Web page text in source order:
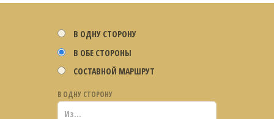
В ОДНУ СТОРОНУ
В ОБЕ СТОРОНЫ
СОСТАВНОЙ МАРШРУТ
В ОДНУ СТОРОНУ